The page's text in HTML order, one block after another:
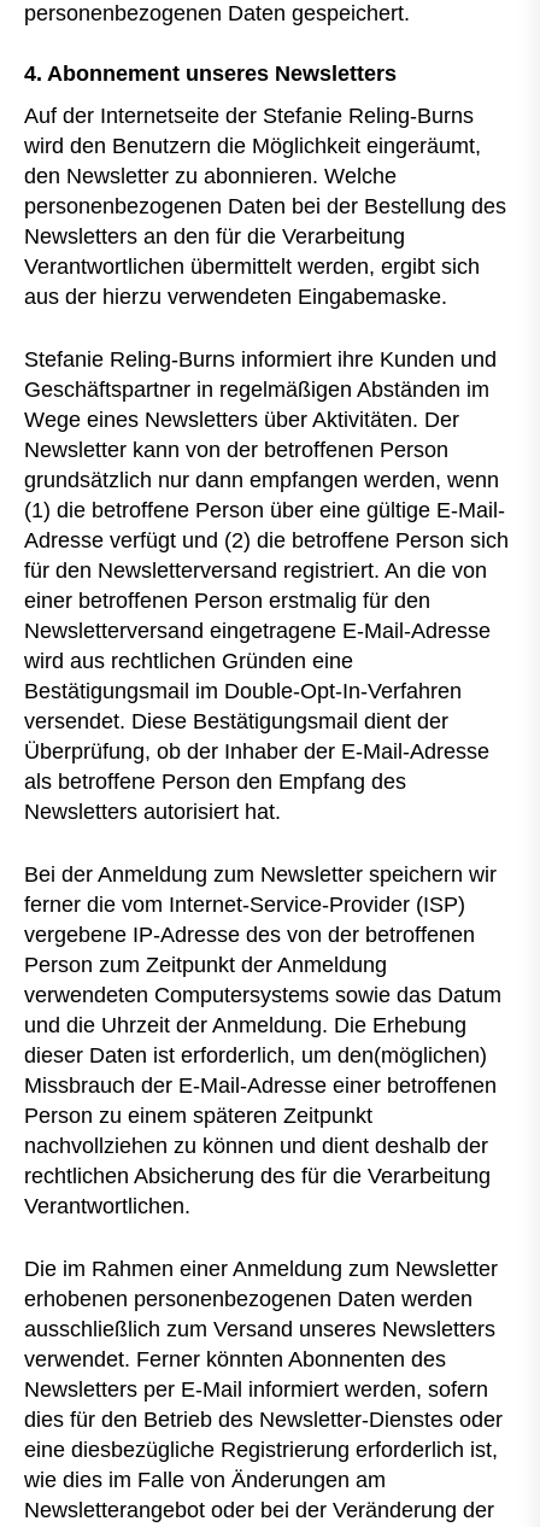
personenbezogenen Daten gespeichert.
4. Abonnement unseres Newsletters
Auf der Internetseite der Stefanie Reling-Burns
wird den Benutzern die Möglichkeit eingeräumt,
den Newsletter zu abonnieren. Welche
personenbezogenen Daten bei der Bestellung des
Newsletters an den für die Verarbeitung
Verantwortlichen übermittelt werden, ergibt sich
aus der hierzu verwendeten Eingabemaske.
Stefanie Reling-Burns informiert ihre Kunden und
Geschäftspartner in regelmäßigen Abständen im
Wege eines Newsletters über Aktivitäten. Der
Newsletter kann von der betroffenen Person
grundsätzlich nur dann empfangen werden, wenn
(1) die betroffene Person über eine gültige E-Mail-
Adresse verfügt und (2) die betroffene Person sich
für den Newsletterversand registriert. An die von
einer betroffenen Person erstmalig für den
Newsletterversand eingetragene E-Mail-Adresse
wird aus rechtlichen Gründen eine
Bestätigungsmail im Double-Opt-In-Verfahren
versendet. Diese Bestätigungsmail dient der
Überprüfung, ob der Inhaber der E-Mail-Adresse
als betroffene Person den Empfang des
Newsletters autorisiert hat.
Bei der Anmeldung zum Newsletter speichern wir
ferner die vom Internet-Service-Provider (ISP)
vergebene IP-Adresse des von der betroffenen
Person zum Zeitpunkt der Anmeldung
verwendeten Computersystems sowie das Datum
und die Uhrzeit der Anmeldung. Die Erhebung
dieser Daten ist erforderlich, um den(möglichen)
Missbrauch der E-Mail-Adresse einer betroffenen
Person zu einem späteren Zeitpunkt
nachvollziehen zu können und dient deshalb der
rechtlichen Absicherung des für die Verarbeitung
Verantwortlichen.
Die im Rahmen einer Anmeldung zum Newsletter
erhobenen personenbezogenen Daten werden
ausschließlich zum Versand unseres Newsletters
verwendet. Ferner könnten Abonnenten des
Newsletters per E-Mail informiert werden, sofern
dies für den Betrieb des Newsletter-Dienstes oder
eine diesbezügliche Registrierung erforderlich ist,
wie dies im Falle von Änderungen am
Newsletterangebot oder bei der Veränderung der